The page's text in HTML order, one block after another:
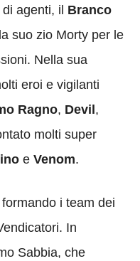
agenti, il Branco
suo zio Morty per le
Nella sua
eroi e vigilanti
Ragno, Devil ,
molti super
e Venom.
i team dei
In
Sabbia, che